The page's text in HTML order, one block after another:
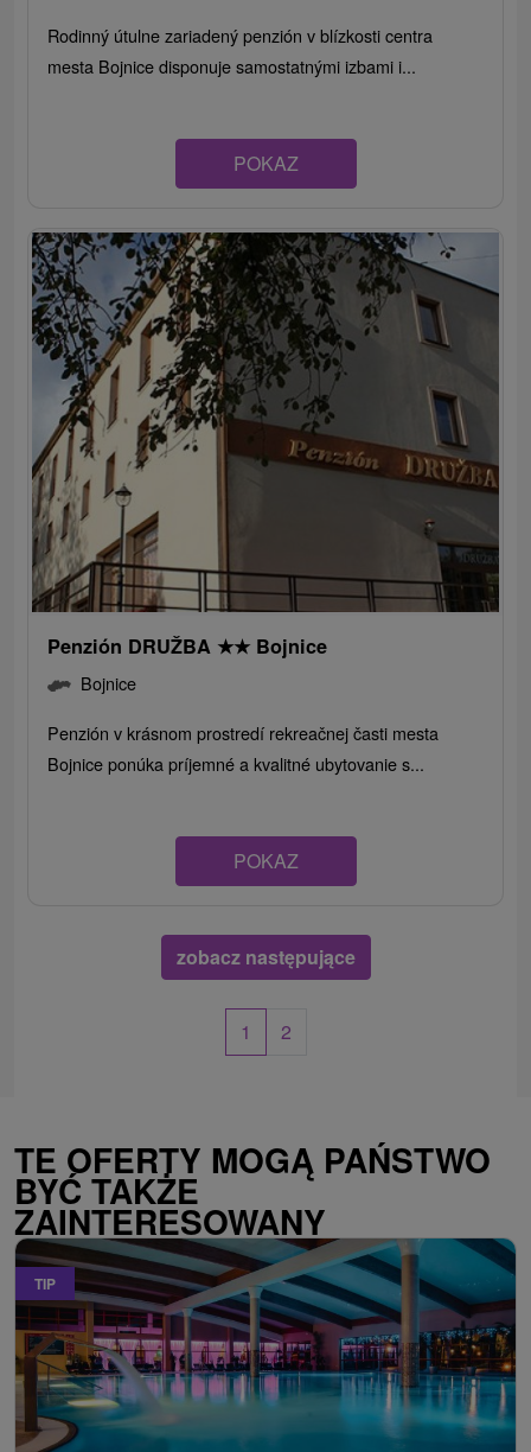
Rodinný útulne zariadený penzión v blízkosti centra
mesta Bojnice disponuje samostatnými izbami i...
POKAZ
Penzión DRUŽBA ★★ Bojnice
Bojnice
Penzión v krásnom prostredí rekreačnej časti mesta
Bojnice ponúka príjemné a kvalitné ubytovanie s...
POKAZ
zobacz następujące
1 2
TE OFERTY MOGĄ PAŃSTWO
BYĆ TAKŻE
ZAINTERESOWANY
TIP